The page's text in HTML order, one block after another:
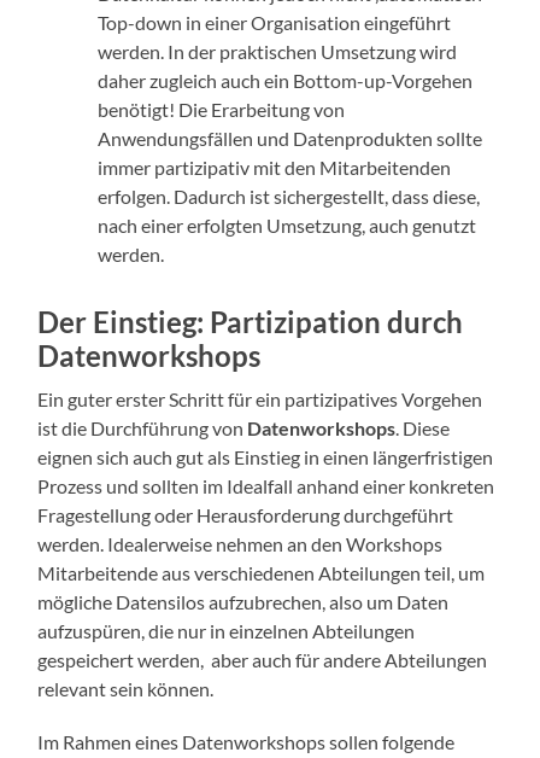
Top-down in einer Organisation eingeführt
werden. In der praktischen Umsetzung wird
daher zugleich auch ein Bottom-up-Vorgehen
benötigt! Die Erarbeitung von
Anwendungsfällen und Datenprodukten sollte
immer partizipativ mit den Mitarbeitenden
erfolgen. Dadurch ist sichergestellt, dass diese,
nach einer erfolgten Umsetzung, auch genutzt
werden.
Der Einstieg: Partizipation durch
Datenworkshops
Ein guter erster Schritt für ein partizipatives Vorgehen
ist die Durchführung von Datenworkshops. Diese
eignen sich auch gut als Einstieg in einen längerfristigen
Prozess und sollten im Idealfall anhand einer konkreten
Fragestellung oder Herausforderung durchgeführt
werden. Idealerweise nehmen an den Workshops
Mitarbeitende aus verschiedenen Abteilungen teil, um
mögliche Datensilos aufzubrechen, also um Daten
aufzuspüren, die nur in einzelnen Abteilungen
gespeichert werden, aber auch für andere Abteilungen
relevant sein können.
Im Rahmen eines Datenworkshops sollen folgende